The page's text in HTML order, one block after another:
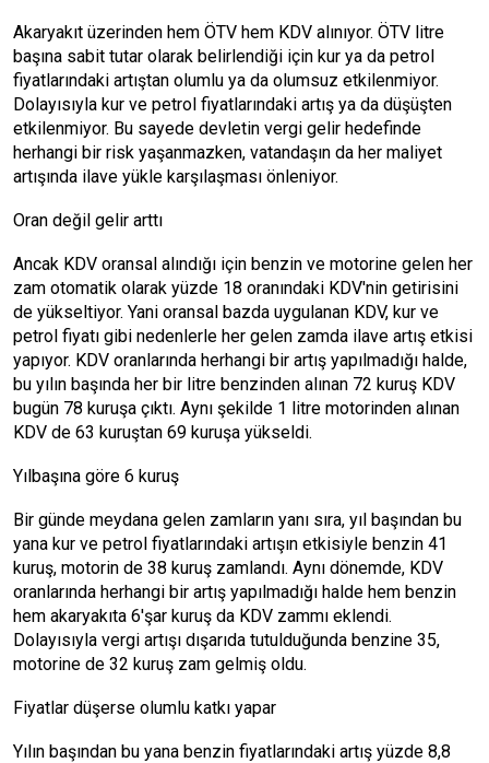
Akaryakıt üzerinden hem ÖTV hem KDV alınıyor. ÖTV litre
başına sabit tutar olarak belirlendiği için kur ya da petrol
fiyatlarındaki artıştan olumlu ya da olumsuz etkilenmiyor.
Dolayısıyla kur ve petrol fiyatlarındaki artış ya da düşüşten
etkilenmiyor. Bu sayede devletin vergi gelir hedefinde
herhangi bir risk yaşanmazken, vatandaşın da her maliyet
artışında ilave yükle karşılaşması önleniyor.
Oran değil gelir arttı
Ancak KDV oransal alındığı için benzin ve motorine gelen her
zam otomatik olarak yüzde 18 oranındaki KDV'nin getirisini
de yükseltiyor. Yani oransal bazda uygulanan KDV, kur ve
petrol fiyatı gibi nedenlerle her gelen zamda ilave artış etkisi
yapıyor. KDV oranlarında herhangi bir artış yapılmadığı halde,
bu yılın başında her bir litre benzinden alınan 72 kuruş KDV
bugün 78 kuruşa çıktı. Aynı şekilde 1 litre motorinden alınan
KDV de 63 kuruştan 69 kuruşa yükseldi.
Yılbaşına göre 6 kuruş
Bir günde meydana gelen zamların yanı sıra, yıl başından bu
yana kur ve petrol fiyatlarındaki artışın etkisiyle benzin 41
kuruş, motorin de 38 kuruş zamlandı. Aynı dönemde, KDV
oranlarında herhangi bir artış yapılmadığı halde hem benzin
hem akaryakıta 6'şar kuruş da KDV zammı eklendi.
Dolayısıyla vergi artışı dışarıda tutulduğunda benzine 35,
motorine de 32 kuruş zam gelmiş oldu.
Fiyatlar düşerse olumlu katkı yapar
Yılın başından bu yana benzin fiyatlarındaki artış yüzde 8,8